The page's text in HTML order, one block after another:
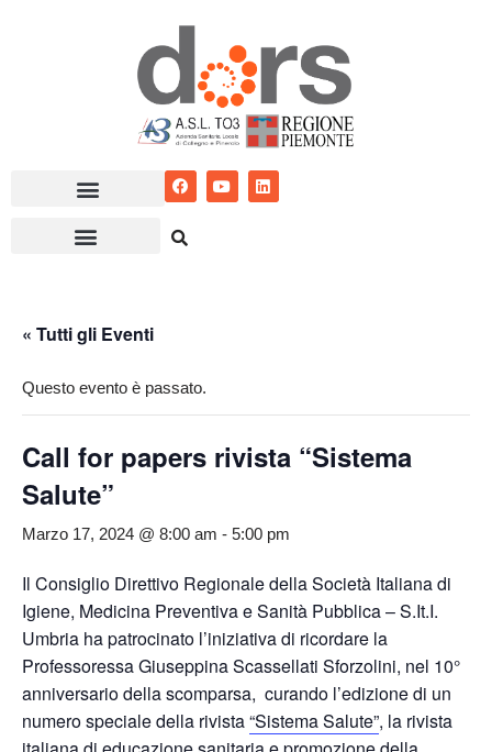
« Tutti gli Eventi
Questo evento è passato.
Call for papers rivista “Sistema
Salute”
Marzo 17, 2024 @ 8:00 am - 5:00 pm
Il Consiglio Direttivo Regionale della Società Italiana di
Igiene, Medicina Preventiva e Sanità Pubblica – S.It.I.
Umbria ha patrocinato l’iniziativa di ricordare la
Professoressa Giuseppina Scassellati Sforzolini, nel 10°
anniversario della scomparsa, curando l’edizione di un
numero speciale della rivista“Sistema Salute”, la rivista